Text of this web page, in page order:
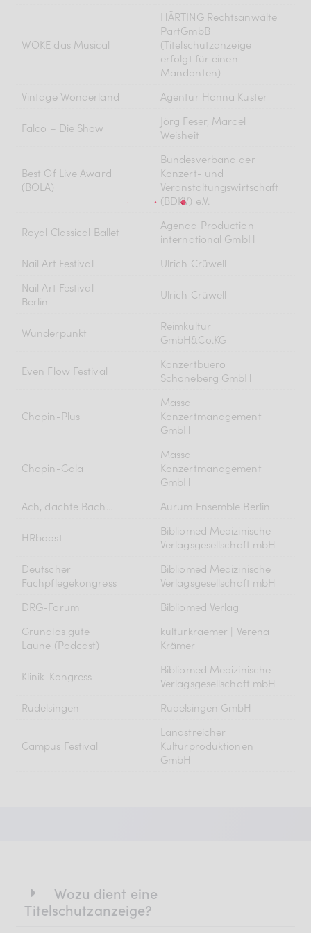
WOKE das Musical
HÄRTING Rechtsanwälte
PartGmbB
(Titelschutzanzeige
erfolgt für einen
Mandanten)
Vintage Wonderland
Agentur Hanna Kuster
Falco – Die Show
Jörg Feser, Marcel
Weisheit
Best Of Live Award
(BOLA)
Bundesverband der
Konzert- und
Veranstaltungswirtschaft
(BDKV) e.V.
Royal Classical Ballet
Agenda Production
international GmbH
Nail Art Festival
Ulrich Crüwell
Nail Art Festival
Berlin
Ulrich Crüwell
Wunderpunkt
Reimkultur
GmbH&Co.KG
Even Flow Festival
Konzertbuero
Schoneberg GmbH
Chopin-Plus
Massa
Konzertmanagement
GmbH
Chopin-Gala
Massa
Konzertmanagement
GmbH
Ach, dachte Bach…
Aurum Ensemble Berlin
HRboost
Bibliomed Medizinische
Verlagsgesellschaft mbH
Deutscher
Fachpflegekongress
Bibliomed Medizinische
Verlagsgesellschaft mbH
DRG-Forum
Bibliomed Verlag
Grundlos gute
Laune (Podcast)
kulturkraemer | Verena
Krämer
Klinik-Kongress
Bibliomed Medizinische
Verlagsgesellschaft mbH
Rudelsingen
Rudelsingen GmbH
Campus Festival
Landstreicher
Kulturproduktionen
GmbH
Wozu dient eine
Titelschutzanzeige?